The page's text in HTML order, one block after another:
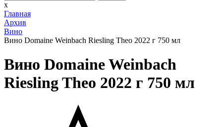
x
Главная
Архив
Вино
Вино Domaine Weinbach Riesling Theo 2022 г 750 мл
Вино Domaine Weinbach
Riesling Theo 2022 г 750 мл